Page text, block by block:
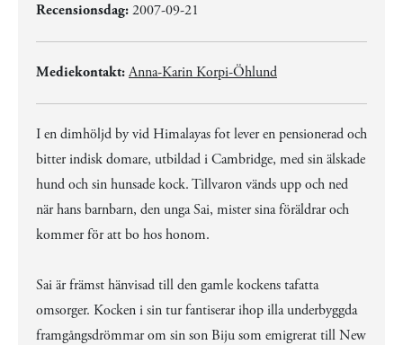
Recensionsdag:2007-09-21
Mediekontakt:Anna-Karin Korpi-Öhlund
I en dimhöljd by vid Himalayas fot lever en pensionerad och
bitter indisk domare, utbildad i Cambridge, med sin älskade
hund och sin hunsade kock. Tillvaron vänds upp och ned
när hans barnbarn, den unga Sai, mister sina föräldrar och
kommer för att bo hos honom.
Sai är främst hänvisad till den gamle kockens tafatta
omsorger. Kocken i sin tur fantiserar ihop illa underbyggda
framgångsdrömmar om sin son Biju som emigrerat till New